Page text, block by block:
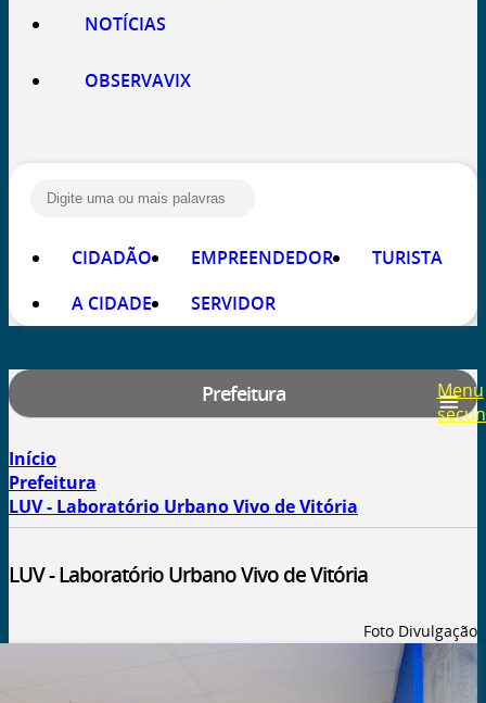
NOTÍCIAS
OBSERVAVIX
Busca:
CIDADÃO EMPREENDEDOR
TURISTA
A CIDADE
SERVIDOR
Prefeitura
Menu
Início
Prefeitura
LUV - Laboratório Urbano Vivo de Vitória
LUV - Laboratório Urbano Vivo de Vitória
Foto Divulgação